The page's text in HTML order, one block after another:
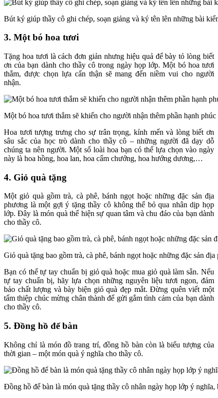
Bút ký giúp thầy cô ghi chép, soạn giảng và ký tên lên những bài
3. Một bó hoa tươi
Tặng hoa tươi là cách đơn giản nhưng hiệu quả để bày tỏ lòng biết
ơn của bạn dành cho thầy cô trong ngày họp lớp. Một bó hoa tươi
thắm, được chọn lựa cẩn thận sẽ mang đến niềm vui cho người
nhận.
Một bó hoa tươi thắm sẽ khiến cho người nhận thêm phần hạnh phúc
Hoa tươi tượng trưng cho sự trân trọng, kính mến và lòng biết ơn
sâu sắc của học trò dành cho thầy cô – những người đã dạy dỗ
chúng ta nên người. Một số loài hoa bạn có thể lựa chọn vào ngày
này là hoa hồng, hoa lan, hoa cẩm chướng, hoa hướng dương,…
4. Giỏ quà tặng
Một giỏ quà gồm trà, cà phê, bánh ngọt hoặc những đặc sản địa
phương là một gợi ý tặng thầy cô không thể bỏ qua nhân dịp họp
lớp. Đây là món quà thể hiện sự quan tâm và chu đáo của bạn dành
cho thầy cô.
Giỏ quà tặng bao gồm trà, cà phê, bánh ngọt hoặc những đặc sản địa
Bạn có thể tự tay chuẩn bị giỏ quà hoặc mua giỏ quà làm sẵn. Nếu
tự tay chuẩn bị, hãy lựa chọn những nguyên liệu tươi ngon, đảm
bảo chất lượng và bày biện giỏ quà đẹp mắt. Đừng quên viết một
tấm thiệp chúc mừng chân thành để gửi gắm tình cảm của bạn dành
cho thầy cô.
5. Đồng hồ để bàn
Không chỉ là món đồ trang trí, đồng hồ bàn còn là biểu tượng của
thời gian – một món quà ý nghĩa cho thầy cô.
Đồng hồ để bàn là món quà tặng thầy cô nhân ngày họp lớp ý